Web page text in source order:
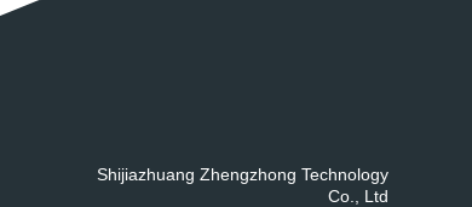
Shijiazhuang Zhengzhong Technology
Co., Ltd